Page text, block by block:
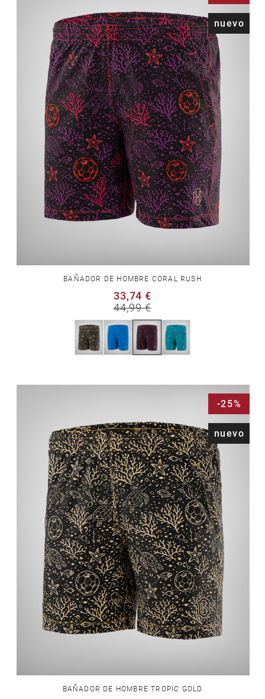
nuevo
BAÑADOR DE HOMBRE CORAL RUSH
33,74 €
44,99 €
-25%
nuevo
BAÑADOR DE HOMBRE TROPIC GOLD